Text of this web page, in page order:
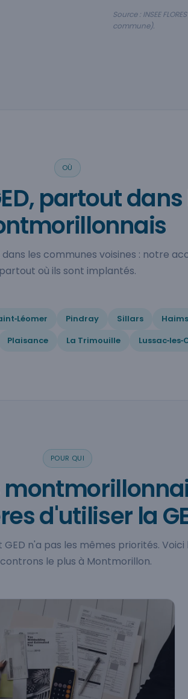
Source : INSEE
commune).
OÙ
partout
les communes voisines : notre
partout où ils sont implantés.
Pindray Sillars Haims
Plaisance La Trimouille
POUR QUI
d'utiliser la
n'a pas les mêmes priorités. Voici
le plus à Montmorillon.